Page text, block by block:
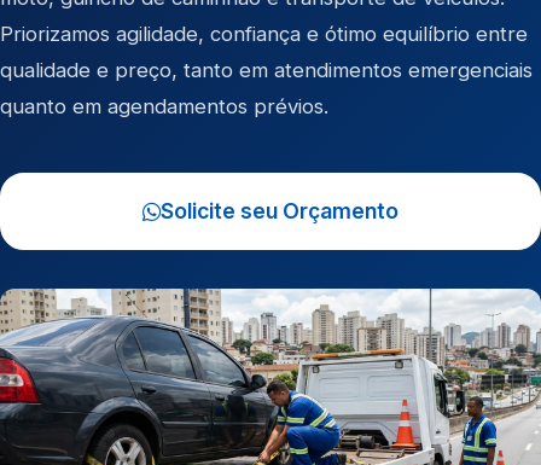
Priorizamos agilidade, confiança e ótimo equilíbrio entre
qualidade e preço, tanto em atendimentos emergenciais
quanto em agendamentos prévios.
Solicite seu Orçamento